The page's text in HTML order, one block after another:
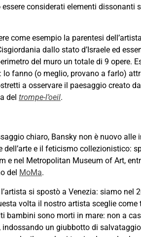
considerati elementi dissonanti
come esempio la parentesi
dallo stato d’Israele ed
del muro un totale di 9 opere.
lo fanno (o meglio, provano a farlo)
a osservare il paesaggio creato
del trompe-l’oeil.
chiaro, Bansky non è nuovo
dell’arte e il feticismo collezionistico:
e nel Metropolitan Museum of Art,
del MoMa.
si spostò a Venezia: siamo nel
volta il nostro artista sceglie
bambini sono morti in mare: non a
indossando un giubbotto di